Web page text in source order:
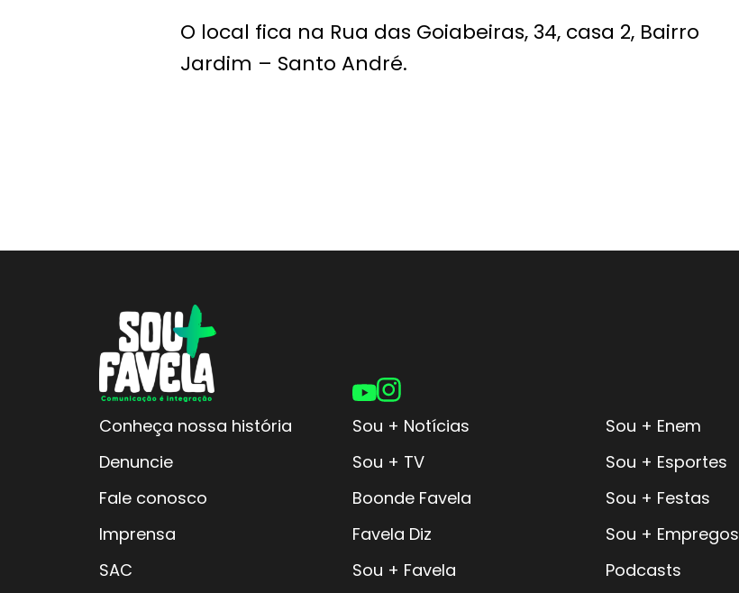
O local fica na Rua das Goiabeiras, 34, casa 2, Bairro
Jardim – Santo André.
Conheça nossa história
Denuncie
Fale conosco
Imprensa
SAC
Sou + Notícias
Sou + TV
Boonde Favela
Favela Diz
Sou + Favela
Sou + Enem
Sou + Esportes
Sou + Festas
Sou + Empregos
Podcasts